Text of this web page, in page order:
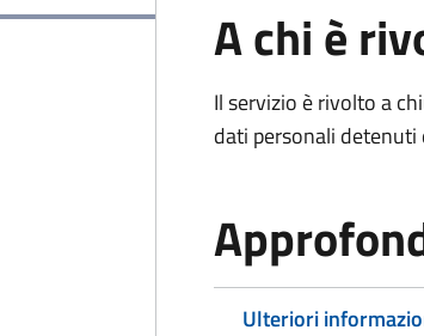
A chi è
Il servizio è rivolto a
dati personali
Ulteriori